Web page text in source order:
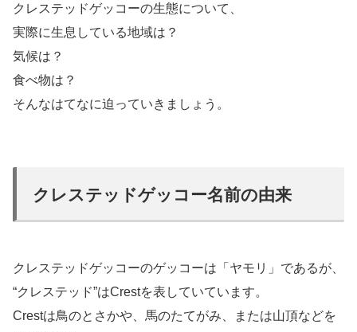
クレステッドゲッコーの生態について、
実際に生息している地域は？
気候は？
食べ物は？
そんなはてなに迫っていきましょう。
クレステッドゲッコー名前の由来
クレステッドゲッコーのゲッコーは「ヤモリ」であるが、
“クレステッド”はCrestを表していています。
Crestは鳥のとさかや、馬のたてがみ、または山頂などを